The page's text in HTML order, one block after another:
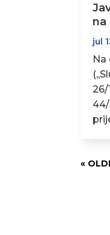
na
jul
Na
26/
«